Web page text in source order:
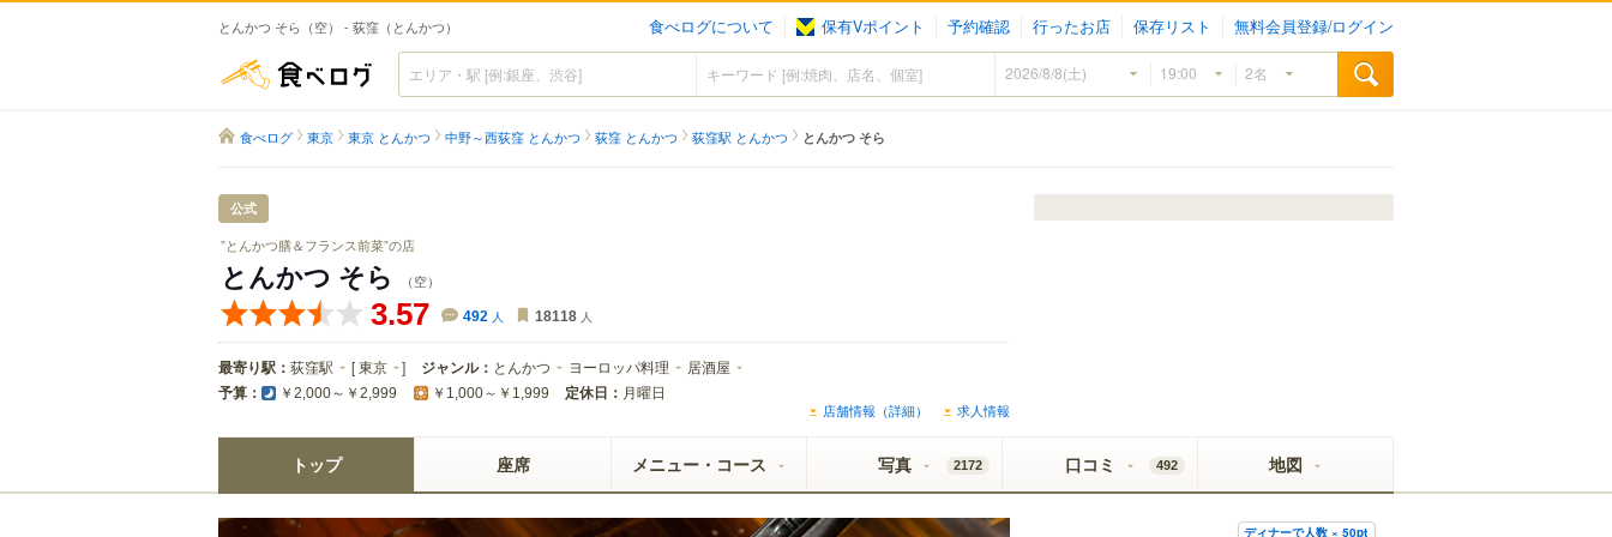
とんかつ そら（空） - 荻窪（とんかつ） 食べログについて 保有Vポイント 予約確認 行ったお店 保存リスト 無料会員登録/ログイン
食べログ
食べログ 東京 東京 とんかつ 中野～西荻窪 とんかつ 荻窪 とんかつ 荻窪駅 とんかつ とんかつ そら
公式
”とんかつ膳＆フランス前菜”の店
とんかつ そら （空）
3.57 492 人 18118 人
最寄り駅： 荻窪駅 [東京 ] ジャンル： とんかつ ヨーロッパ料理 居酒屋
予算： ￥2,000～￥2,999 ￥1,000～￥1,999 定休日： 月曜日
店舗情報（詳細） 求人情報
トップ 座席 メニュー・コース 写真 2172 口コミ 492 地図
ディナーで人数 × 50pt